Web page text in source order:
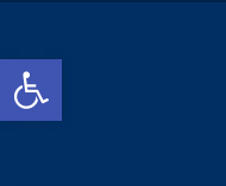
Відкрити Панель інструментів